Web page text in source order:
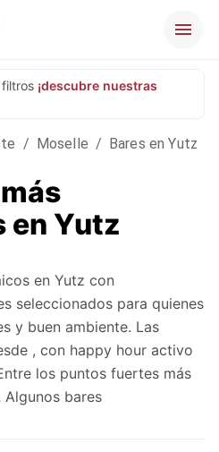
¡descubre nuestras
/ Moselle / Bares en Yutz
en Yutz
en Yutz con
seleccionados para quienes
y buen ambiente. Las
, con happy hour activo
los puntos fuertes más
Algunos bares